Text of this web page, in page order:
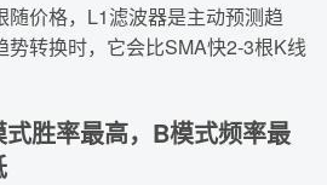
价格，L1滤波器是主动预测趋
势转换时，它会比SMA快2-3根K线
胜率最高，B模式频率最